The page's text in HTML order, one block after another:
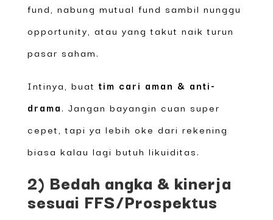
fund, nabung mutual fund sambil nunggu
opportunity, atau yang takut naik turun
pasar saham.
Intinya, buattim cari aman & anti-
drama. Jangan bayangin cuan super
cepet, tapi ya lebih oke dari rekening
biasa kalau lagi butuh likuiditas.
2) Bedah angka & kinerja
sesuai FFS/Prospektus